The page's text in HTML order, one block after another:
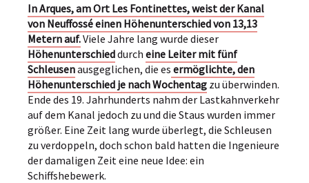
In Arques, am Ort Les Fontinettes, weist der Kanal
von Neuffossé einen Höhenunterschied von 13,13
Metern auf.Viele Jahre lang wurde dieser
Höhenunterschieddurch eine Leiter mit fünf
Schleusenausgeglichen, die es ermöglichte, den
Höhenunterschied je nach Wochentag zu überwinden.
Ende des 19. Jahrhunderts nahm der Lastkahnverkehr
auf dem Kanal jedoch zu und die Staus wurden immer
größer. Eine Zeit lang wurde überlegt, die Schleusen
zu verdoppeln, doch schon bald hatten die Ingenieure
der damaligen Zeit eine neue Idee: ein
Schiffshebewerk.